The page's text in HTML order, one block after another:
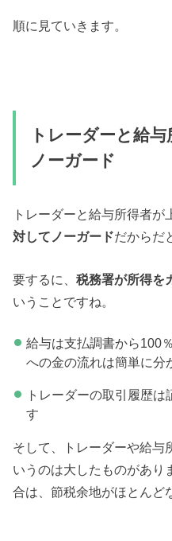
順に見ていきます。
トレーダーと給
ノーガード
トレーダーと給与所得者
対してノーガードだからだ
要するに、税務署が所得を
いうことですね。
給与は支払調書から100
への金の流れは簡単に分
トレーダーの取引履歴
す
そして、トレーダーや給与
いうのは大したものがあり
合は、節税余地がほとんど